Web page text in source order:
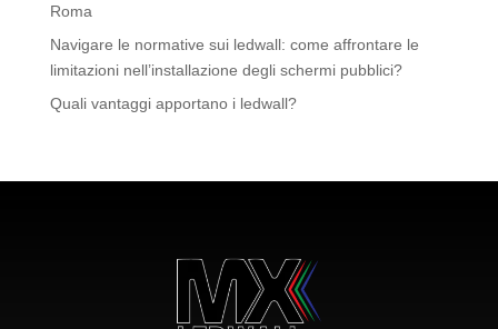
Roma
Navigare le normative sui ledwall: come affrontare le
limitazioni nell’installazione degli schermi pubblici?
Quali vantaggi apportano i ledwall?